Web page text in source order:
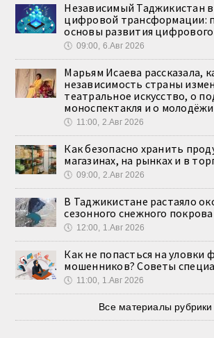
Независимый Таджикистан в
цифровой трансформации:
основы развития цифрового
🕔 09:00, 6.Авг 2026
Марьям Исаева рассказала,
независимость страны
театральное искусство, о
моноспектакля и о молодёжи
🕔 11:00, 2.Авг 2026
Как безопасно хранить
магазинах, на рынках и в
🕔 09:00, 2.Авг 2026
В Таджикистане растаяло
сезонного снежного покрова
🕔 12:00, 1.Авг 2026
Как не попасться на уловки
мошенников? Советы
🕔 11:00, 1.Авг 2026
Все материалы рубрики